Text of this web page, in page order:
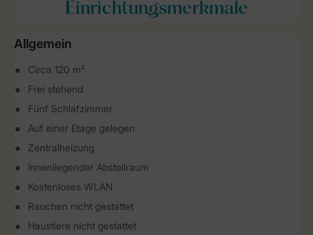
Einrichtungsmerkmale
Allgemein
Circa 120 m²
Frei stehend
Fünf Schlafzimmer
Auf einer Etage gelegen
Zentralheizung
Innenliegender Abstellraum
Kostenloses WLAN
Rauchen nicht gestattet
Haustiere nicht gestattet